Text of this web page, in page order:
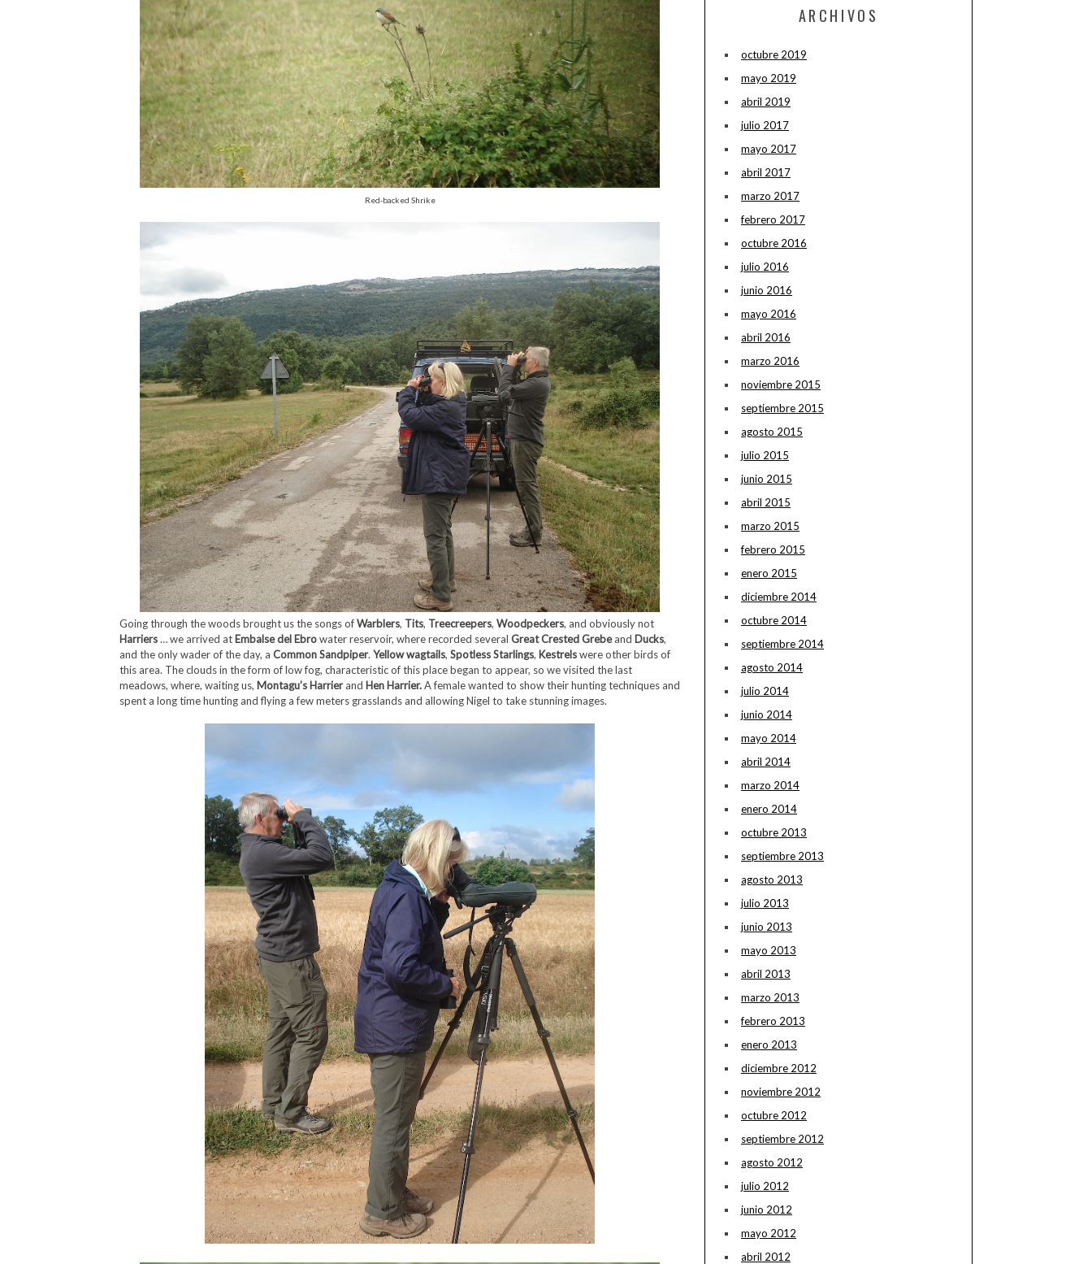
Red-backed Shrike
Going through the woods brought us the songs ofWarblers, Tits, Treecreepers, Woodpeckers, and obviously not
Harriers… we arrived at Embalse del Ebrowater reservoir, where recorded several Great Crested Grebeand Ducks,
and the only wader of the day, a Common Sandpiper. Yellow wagtails, Spotless Starlings, Kestrelswere other birds of
this area. The clouds in the form of low fog, characteristic of this place began to appear, so we visited the last
meadows, where, waiting us, Montagu’s Harrierand Hen Harrier.A female wanted to show their hunting techniques and
spent a long time hunting and flying a few meters grasslands and allowing Nigel to take stunning images.
ARCHIVOS
octubre 2019
mayo 2019
abril 2019
julio 2017
mayo 2017
abril 2017
marzo 2017
febrero 2017
octubre 2016
julio 2016
junio 2016
mayo 2016
abril 2016
marzo 2016
noviembre 2015
septiembre 2015
agosto 2015
julio 2015
junio 2015
abril 2015
marzo 2015
febrero 2015
enero 2015
diciembre 2014
octubre 2014
septiembre 2014
agosto 2014
julio 2014
junio 2014
mayo 2014
abril 2014
marzo 2014
enero 2014
octubre 2013
septiembre 2013
agosto 2013
julio 2013
junio 2013
mayo 2013
abril 2013
marzo 2013
febrero 2013
enero 2013
diciembre 2012
noviembre 2012
octubre 2012
septiembre 2012
agosto 2012
julio 2012
junio 2012
mayo 2012
abril 2012